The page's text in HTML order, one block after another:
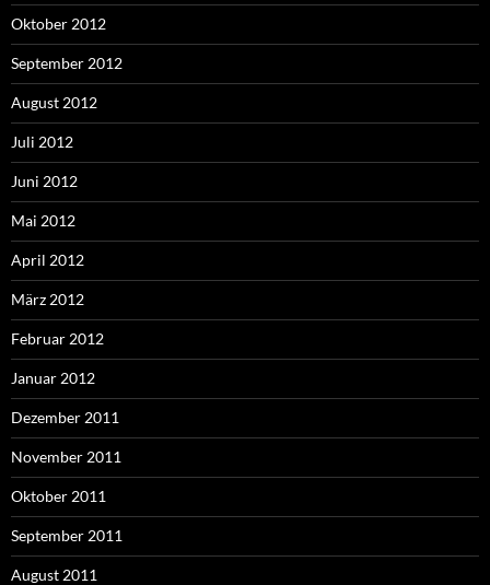
Oktober 2012
September 2012
August 2012
Juli 2012
Juni 2012
Mai 2012
April 2012
März 2012
Februar 2012
Januar 2012
Dezember 2011
November 2011
Oktober 2011
September 2011
August 2011